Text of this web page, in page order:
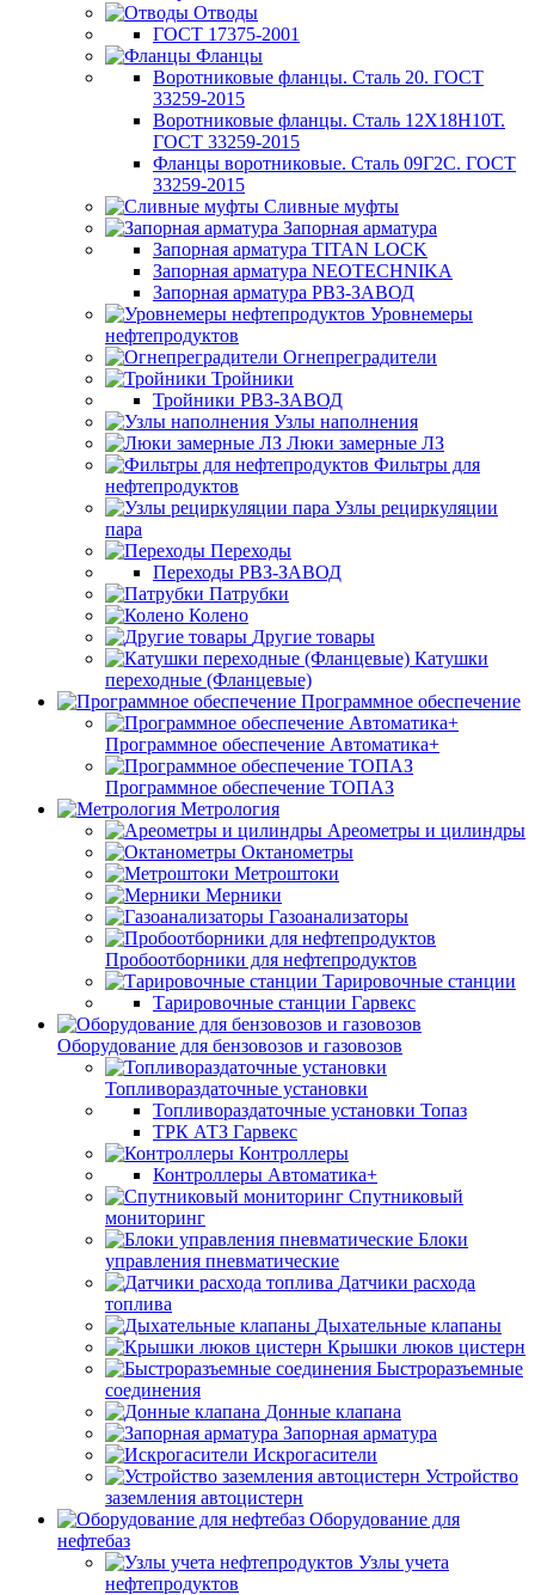
Отводы
ГОСТ 17375-2001
Фланцы
Воротниковые фланцы. Сталь 20. ГОСТ
33259-2015
Воротниковые фланцы. Сталь 12Х18Н10Т.
ГОСТ 33259-2015
Фланцы воротниковые. Сталь 09Г2С. ГОСТ
33259-2015
Сливные муфты
Запорная арматура
Запорная арматура TITAN LOCK
Запорная арматура NEOTECHNIKA
Запорная арматура РВЗ-ЗАВОД
Уровнемеры
нефтепродуктов
Огнепреградители
Тройники
Тройники РВЗ-ЗАВОД
Узлы наполнения
Люки замерные ЛЗ
Фильтры для
нефтепродуктов
Узлы рециркуляции
пара
Переходы
Переходы РВЗ-ЗАВОД
Патрубки
Колено
Другие товары
Катушки
переходные (Фланцевые)
Программное обеспечение
Программное обеспечение Автоматика+
Программное обеспечение ТОПАЗ
Метрология
Ареометры и цилиндры
Октанометры
Метроштоки
Мерники
Газоанализаторы
Пробоотборники для нефтепродуктов
Тарировочные станции
Тарировочные станции Гарвекс
Оборудование для бензовозов и газовозов
Топливораздаточные установки
Топливораздаточные установки Топаз
ТРК АТЗ Гарвекс
Контроллеры
Контроллеры Автоматика+
Спутниковый
мониторинг
Блоки
управления пневматические
Датчики расхода
топлива
Дыхательные клапаны
Крышки люков цистерн
Быстроразъемные
соединения
Донные клапана
Запорная арматура
Искрогасители
Устройство
заземления автоцистерн
Оборудование для
нефтебаз
Узлы учета
нефтепродуктов